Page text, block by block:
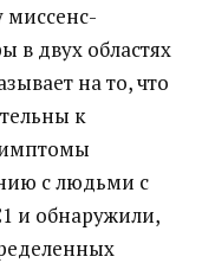
миссенс-
в двух областях
на то, что
к
с людьми с
и обнаружили,